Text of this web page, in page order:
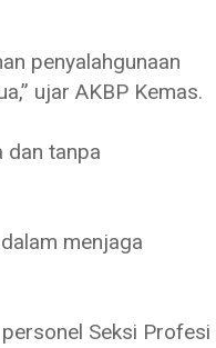
penyalahgunaan
ujar AKBP Kemas.
dan tanpa
menjaga
Seksi Profesi